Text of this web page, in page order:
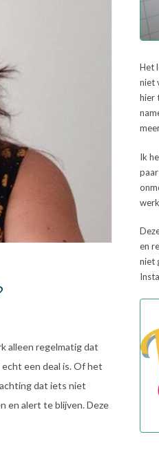
alleen regelmatig dat
een deal is. Of het
dat iets niet
en alert te blijven. Deze
Het
niet
hier
Ik
en
niet